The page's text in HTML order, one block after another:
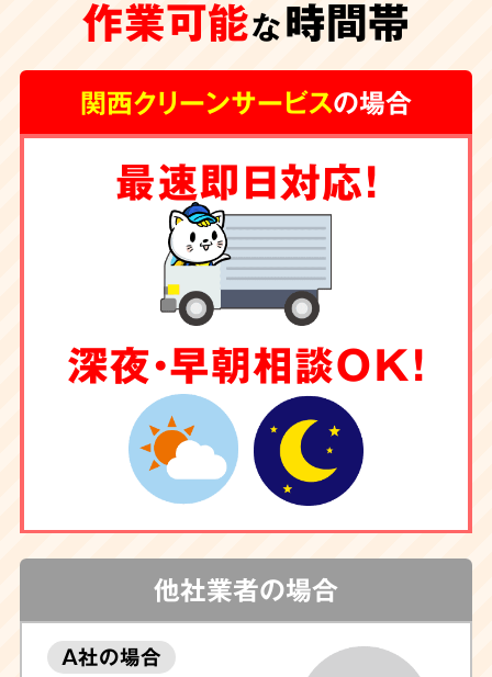
作業可能な時間帯
関西クリーンサービスの場合
最速即日対応！
深夜・早朝相談OK！
他社業者の場合
A社の場合